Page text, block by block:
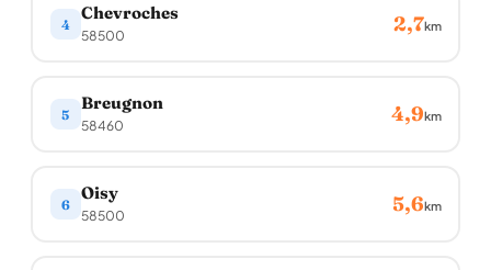
4
Chevroches
58500 2,7km
5
Breugnon
58460 4,9km
6
Oisy
58500 5,6km